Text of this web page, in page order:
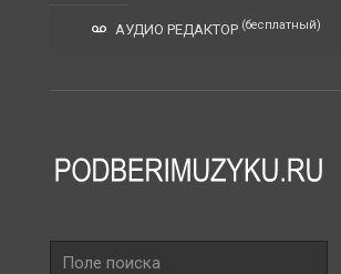
АУДИО РЕДАКТОР (бесплатный)